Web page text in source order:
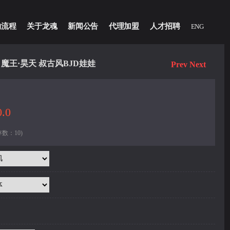
程 关于龙魂 新闻公告 代理加盟 人才招聘 ENG
王·昊天 叔古风BJD娃娃 Prev Next
：10)